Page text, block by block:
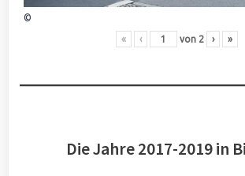
©
« ‹ von 2 › »
Die Jahre 2017-2019 in